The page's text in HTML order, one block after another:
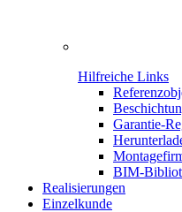
Hilfreiche Links
Garantie-
BIM-
Realisierungen
Einzelkunde